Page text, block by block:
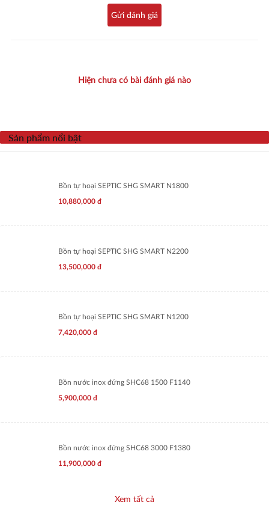
Gửi đánh giá
Hiện chưa có bài đánh giá nào
Sản phẩm nổi bật
Bồn tự hoại SEPTIC SHG SMART N1800
10,880,000đ
Bồn tự hoại SEPTIC SHG SMART N2200
13,500,000đ
Bồn tự hoại SEPTIC SHG SMART N1200
7,420,000đ
Bồn nước inox đứng SHC68 1500 F1140
5,900,000đ
Bồn nước inox đứng SHC68 3000 F1380
11,900,000đ
Xem tất cả